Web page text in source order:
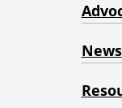
News